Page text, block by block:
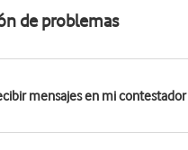
de problemas
mensajes en mi contestador